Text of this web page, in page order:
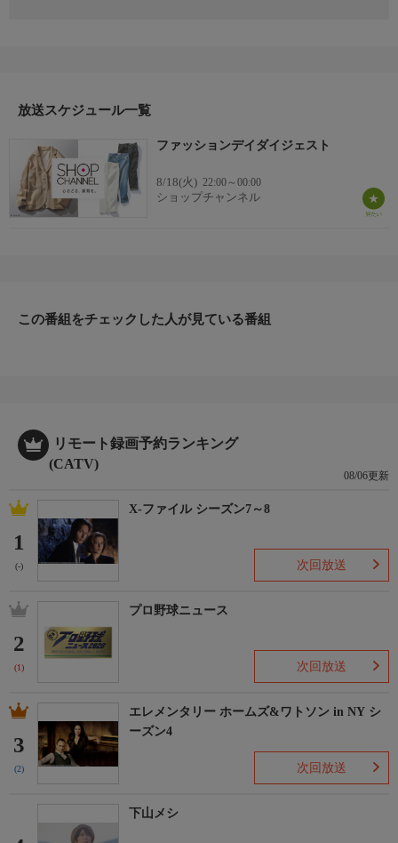
＊ライブ放送につき、番組および商品内容に変更が生じる場合も
ＨＰ：https://www.shopch.jp
放送スケジュール一覧
ファッションデイダイジェスト
8/18(火) 22:00～00:00
ショップチャンネル
この番組をチェックした人が見ている番組
リモート録画予約ランキング
(CATV)
08/06更新
1
(-)
X-ファイル シーズン7～8
次回放送
2
(1)
プロ野球ニュース
次回放送
3
(2)
エレメンタリー ホームズ&ワトソン in NY シ
ーズン4
次回放送
下山メシ